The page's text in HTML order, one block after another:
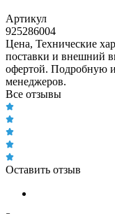
Артикул
925286004
Цена, Технические
поставки и внешний
офертой. Подробную
менеджеров.
Все отзывы
Оставить отзыв